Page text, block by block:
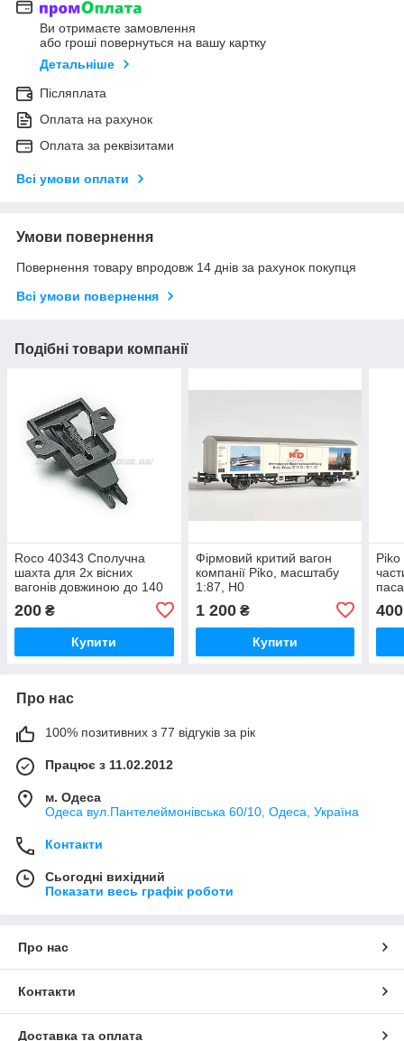
Ви отримаєте замовлення
або гроші повернуться на вашу картку
Детальніше
Післяплата
Оплата на рахунок
Оплата за реквізитами
Всі умови оплати
Умови повернення
Повернення товару впродовж 14 днів за рахунок покупця
Всі умови повернення
Подібні товари компанії
Roco 40343 Сполучна
шахта для 2х вісних
вагонів довжиною до 140
вартість за 1шт
200 ₴
Купити
Фірмовий критий вагон
компанії Piko, масштабу
1:87, H0
1 200₴
Купити
Piko
H0,
400
Про нас
100% позитивних з 77 відгуків за рік
Працює з 11.02.2012
м. Одеса
Одеса вул.Пантелеймонівська 60/10, Одеса, Україна
Контакти
Сьогодні вихідний
Показати весь графік роботи
Про нас
Контакти
Доставка та оплата